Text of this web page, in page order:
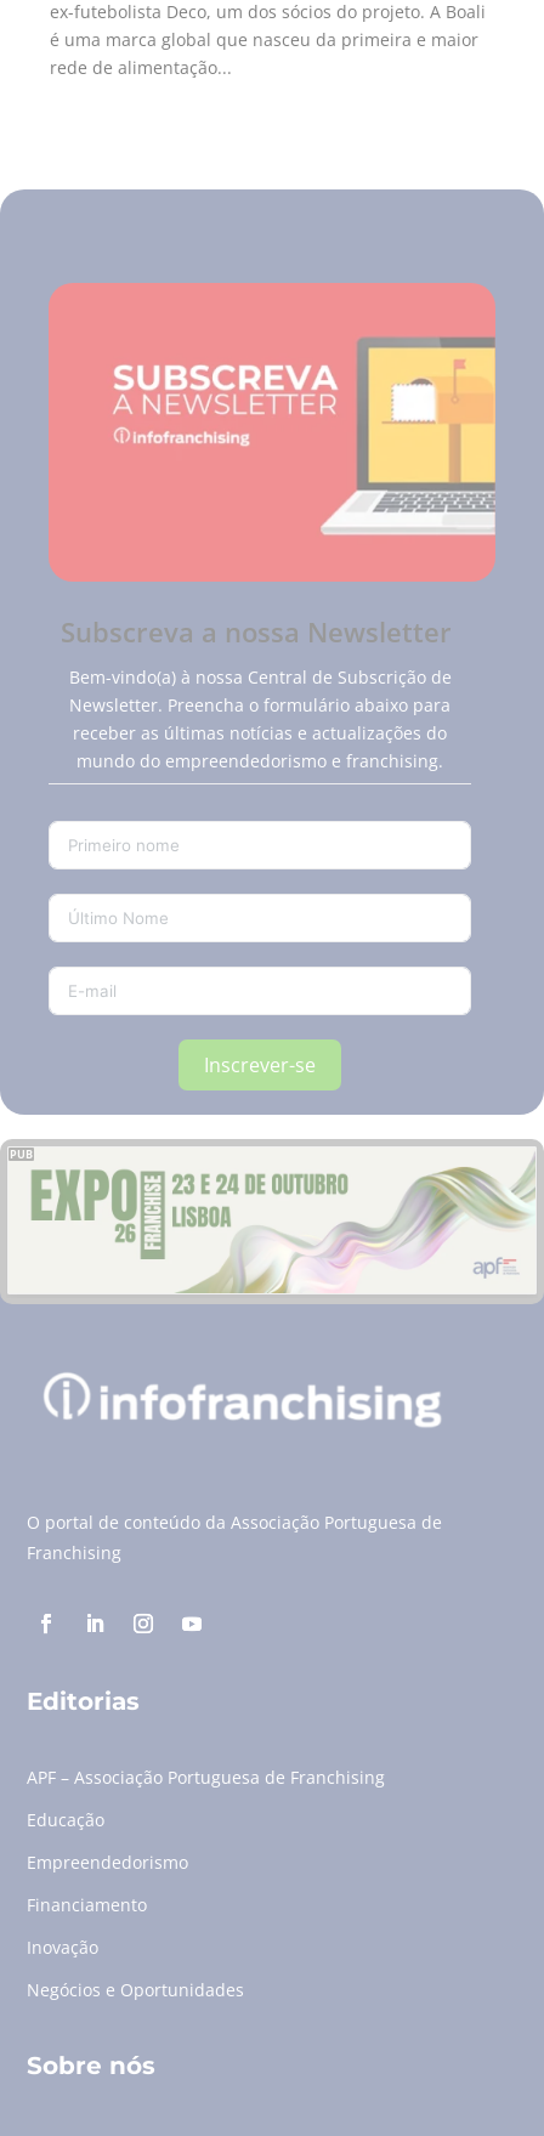
ex-futebolista Deco, um dos sócios do projeto. A Boali
é uma marca global que nasceu da primeira e maior
rede de alimentação...
Subscreva a nossa Newsletter
Bem-vindo(a) à nossa Central de Subscrição de
Newsletter. Preencha o formulário abaixo para
receber as últimas notícias e actualizações do
mundo do empreendedorismo e franchising.
Inscrever-se
PUB
O portal de conteúdo da Associação Portuguesa de
Franchising
Editorias
APF – Associação Portuguesa de Franchising
Educação
Empreendedorismo
Financiamento
Inovação
Negócios e Oportunidades
Sobre nós